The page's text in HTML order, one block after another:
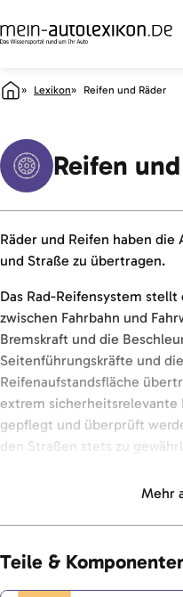
Lexikon Reifen und Räder
Reifen
Räder und Reifen haben
und Straße zu übertragen.
Das Rad-Reifensystem
zwischen Fahrbahn und
Bremskraft und die
Seitenführungskräfte und
Reifenaufstandsfläche
extrem sicherheitsrelevante
gepflegt und überprüft
den Straßen stets zu
und den Komfort einesMehr
Teile &